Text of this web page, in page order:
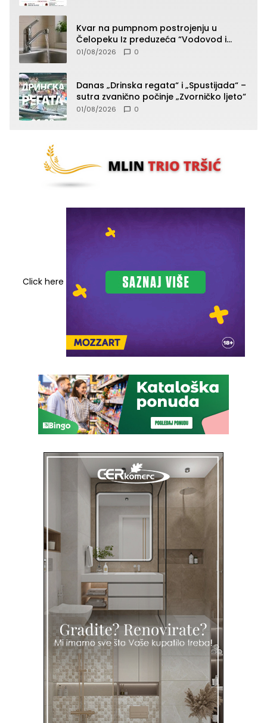
Kvar na pumpnom postrojenju u
Čelopeku Iz preduzeća “Vodovod i
komunalije”
01/08/2026 0
Danas „Drinska regata“ i „Spustijada“ –
sutra zvanično počinje „Zvorničko ljeto“
01/08/2026 0
Click here